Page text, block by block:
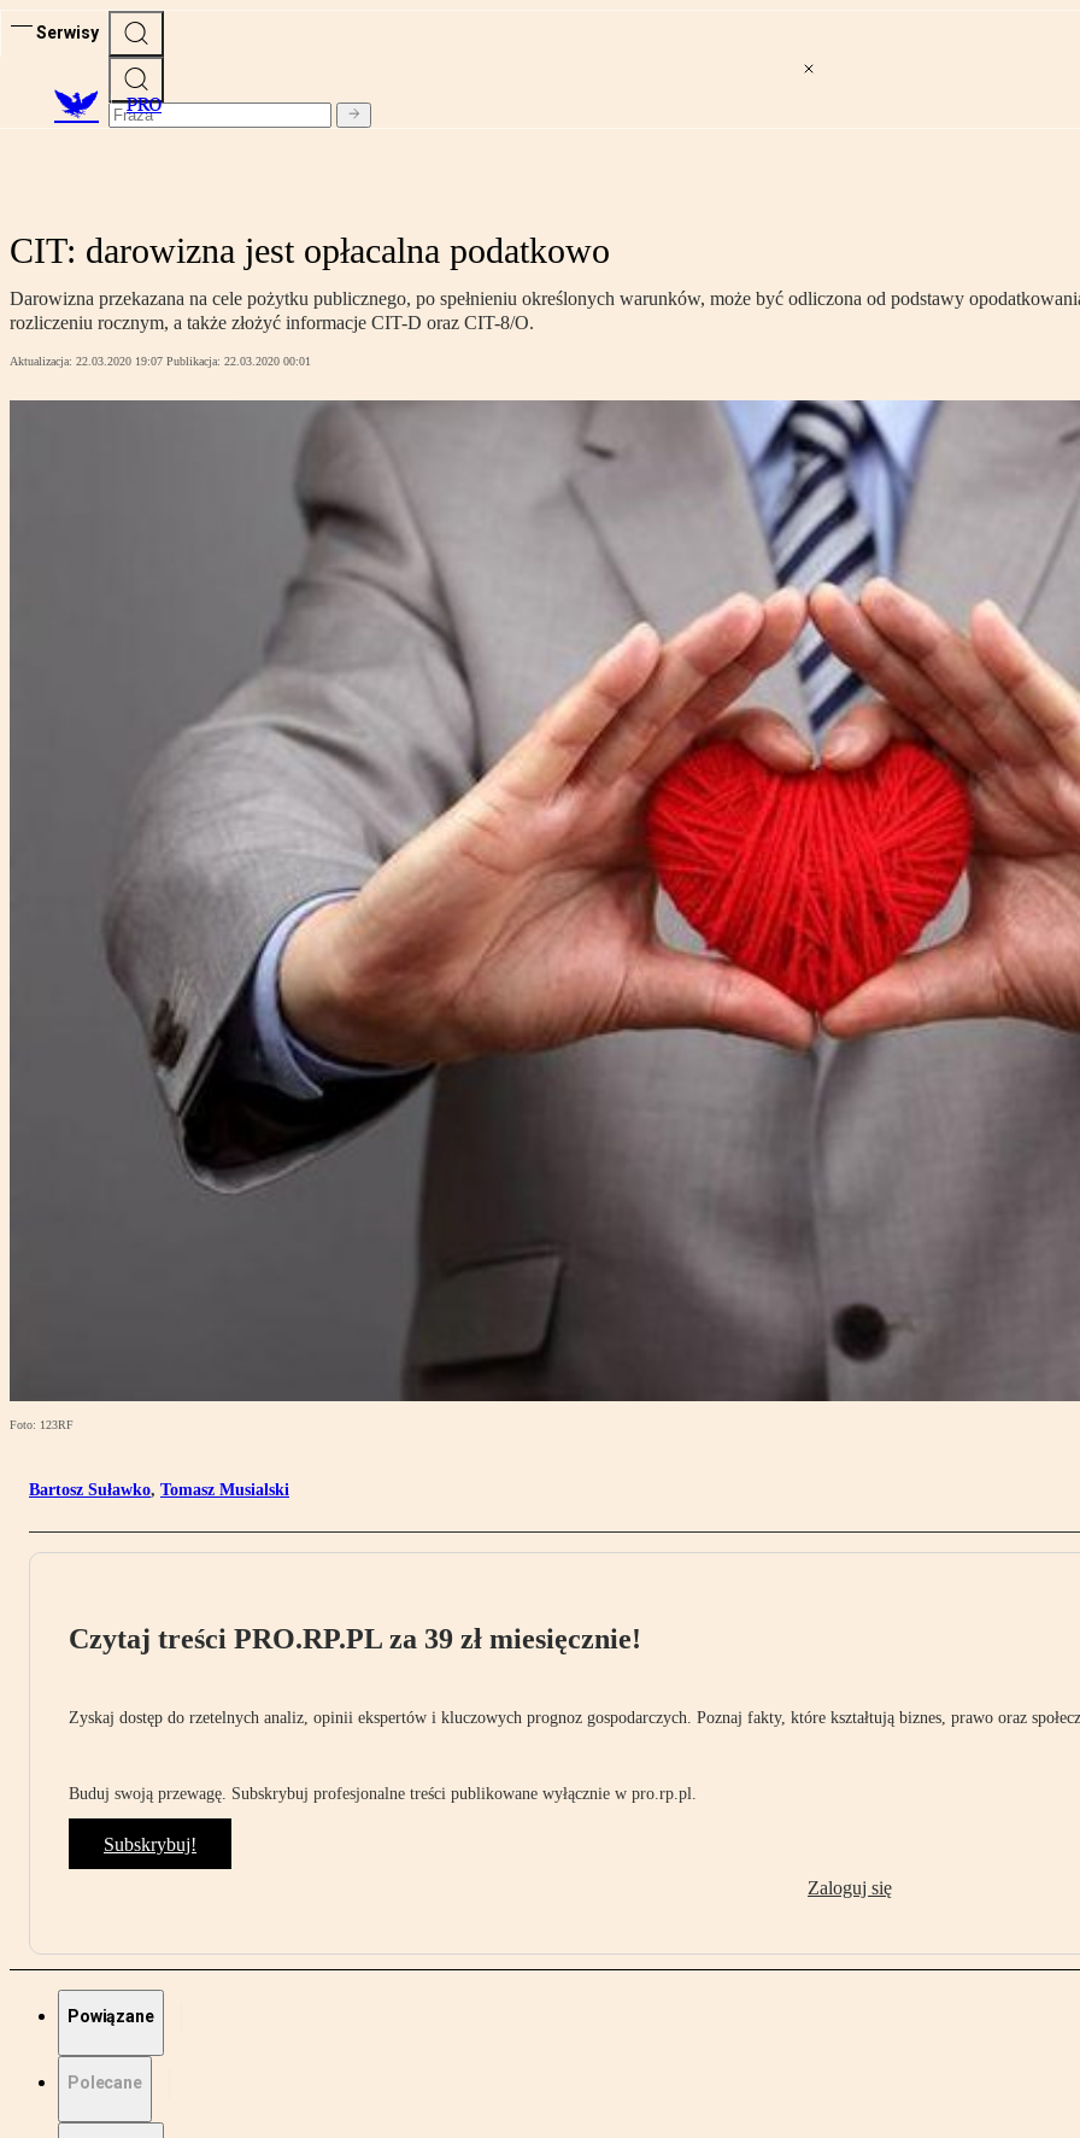
Serwisy
PRO
CIT: darowizna jest opłacalna podatkowo
Darowizna przekazana na cele pożytku publicznego, po spełnieniu określonych warunków, może być odliczona od podstawy
rozliczeniu rocznym, a także złożyć informacje CIT-D oraz CIT-8/O.
Aktualizacja: 22.03.2020 19:07 Publikacja: 22.03.2020 00:01
Foto: 123RF
Bartosz Suławko, Tomasz Musialski
Czytaj treści PRO.RP.PL za 39 zł miesięcznie!
Zyskaj dostęp do rzetelnych analiz, opinii ekspertów i kluczowych prognoz gospodarczych. Poznaj fakty, które kształtują biznes, prawo oraz
Buduj swoją przewagę. Subskrybuj profesjonalne treści publikowane wyłącznie w pro.rp.pl.
Subskrybuj!
Zaloguj się
Powiązane
Polecane